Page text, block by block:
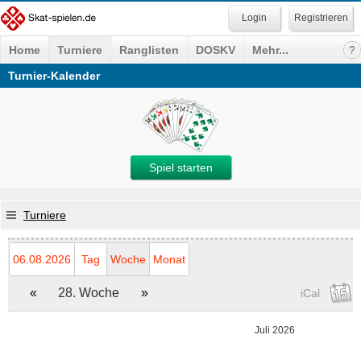
Registrieren
Home Turniere Ranglisten DOSKV
Mehr...
Turnier-Kalender
Spiel starten
Turniere
06.08.2026 Tag Woche Monat
« 28. Woche » iCal
Juli 2026